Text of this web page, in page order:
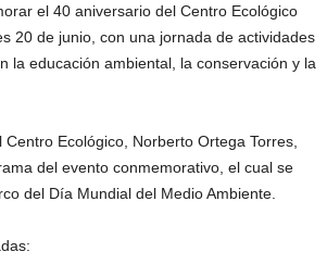
el 40 aniversario del Centro Ecológico
20 de junio, con una jornada de actividades
la educación ambiental, la conservación y la
Ecológico, Norberto Ortega Torres,
del evento conmemorativo, el cual se
del Día Mundial del Medio Ambiente.